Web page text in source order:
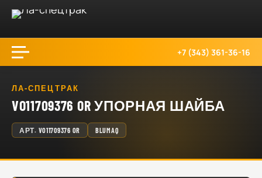
+7 (343) 361-36-16
ЛА-СПЕЦТРАК
VO11709376 OR УПОРНАЯ ШАЙБА
АРТ. VO11709376 OR BLUMAQ